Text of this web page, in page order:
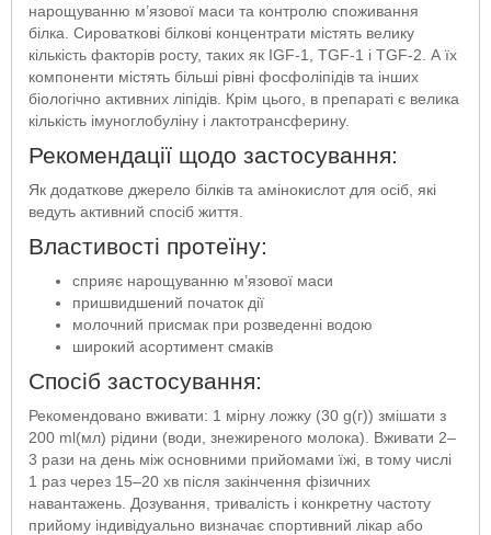
нарощуванню м’язової маси та контролю споживання
білка. Сироваткові білкові концентрати містять велику
кількість факторів росту, таких як IGF-1, TGF-1 і TGF-2. А їх
компоненти містять більші рівні фосфоліпідів та інших
біологічно активних ліпідів. Крім цього, в препараті є велика
кількість імуноглобуліну і лактотрансферину.
Рекомендації щодо застосування:
Як додаткове джерело білків та амінокислот для осіб, які
ведуть активний спосіб життя.
Властивості протеїну:
сприяє нарощуванню м’язової маси
пришвидшений початок дії
молочний присмак при розведенні водою
широкий асортимент смаків
Спосіб застосування:
Рекомендовано вживати: 1 мірну ложку (30 g(г)) змішати з
200 ml(мл) рідини (води, знежиреного молока). Вживати 2–
3 рази на день між основними прийомами їжі, в тому числі
1 раз через 15–20 хв після закінчення фізичних
навантажень. Дозування, тривалість і конкретну частоту
прийому індивідуально визначає спортивний лікар або